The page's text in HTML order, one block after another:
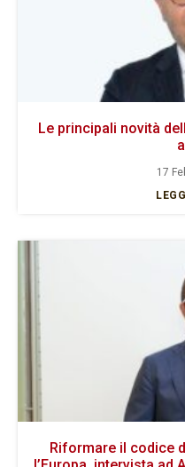
Le principali novità
17
Riformare il codice